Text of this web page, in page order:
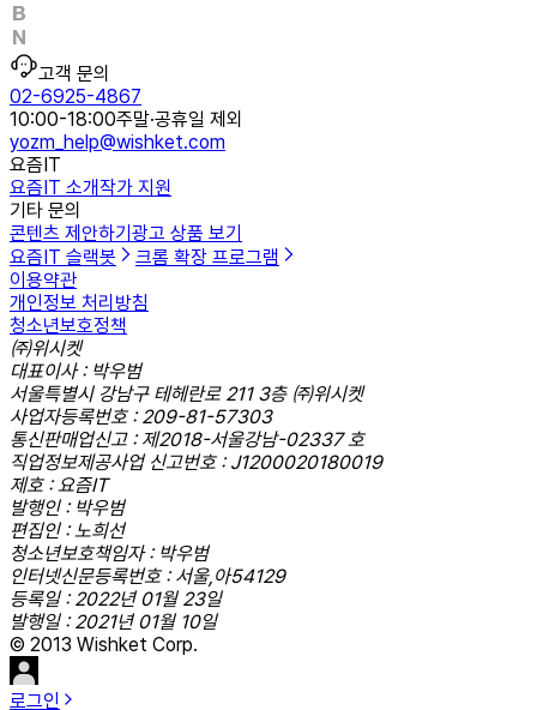
고객 문의
02-6925-4867
10:00-18:00주말·공휴일 제외
yozm_help@wishket.com
요즘IT
요즘IT 소개작가 지원
기타 문의
콘텐츠 제안하기 광고 상품 보기
요즘IT 슬랙봇
크롬 확장 프로그램
이용약관
개인정보 처리방침
청소년보호정책
㈜위시켓
대표이사 : 박우범
서울특별시 강남구 테헤란로 211 3층 ㈜위시켓
사업자등록번호 : 209-81-57303
통신판매업신고 : 제2018-서울강남-02337 호
직업정보제공사업 신고번호 : J1200020180019
제호 : 요즘IT
발행인 : 박우범
편집인 : 노희선
청소년보호책임자 : 박우범
인터넷신문등록번호 : 서울,아54129
등록일 : 2022년 01월 23일
발행일 : 2021년 01월 10일
© 2013 Wishket Corp.
로그인